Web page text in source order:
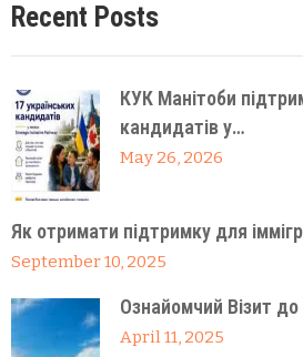
Recent Posts
КУК Манітоби
кандидатів у…
May 26, 2026
Як отримати підтримку для
September 10, 2025
Ознайомчий Візит
April 11, 2025